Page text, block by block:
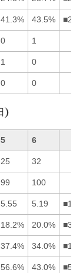
41.3% 43.5%
0 1
1 0
0 0
)
5 6
25 32
99 100
5.55 5.19
18.2% 20.0%
37.4% 34.0%
56.6% 43.0%